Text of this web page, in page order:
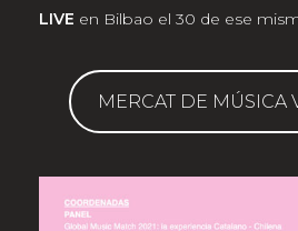
LIVE en Bilbao el 30 de ese
MERCAT DE MÚSICA